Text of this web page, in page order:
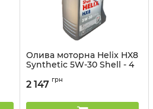
Олива моторна Helix HX8
Synthetic 5W-30 Shell - 4
Артикул:
2 147 грн